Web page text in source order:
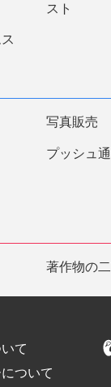
スト
写真販売
プッシュ
著作物の
て
ついて